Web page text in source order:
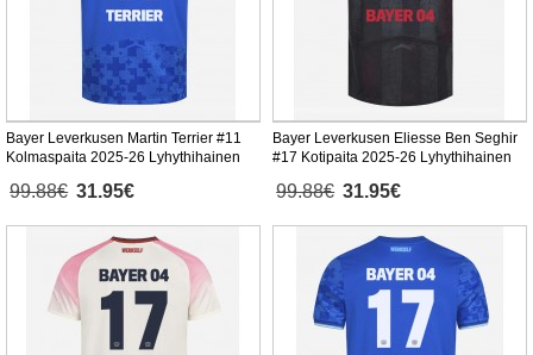
Bayer Leverkusen Martin Terrier #11
Kolmaspaita 2025-26 Lyhythihainen
99.88€ 31.95€
Bayer Leverkusen Eliesse Ben Seghir
#17 Kotipaita 2025-26 Lyhythihainen
99.88€ 31.95€